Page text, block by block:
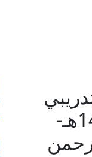
لمشرفي رحلة حج الجمعيات الأهلية لموسم 1447هـ-